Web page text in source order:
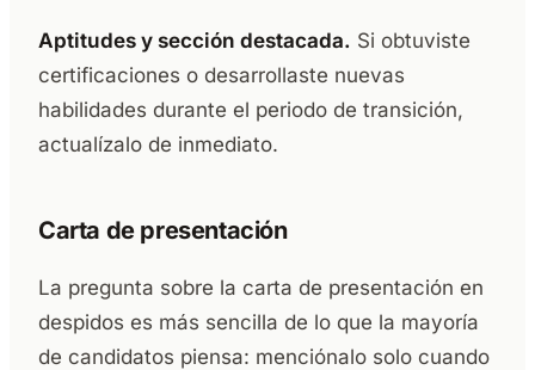
Aptitudes y sección destacada. Si obtuviste
certificaciones o desarrollaste nuevas
habilidades durante el periodo de transición,
actualízalo de inmediato.
Carta de presentación
La pregunta sobre la carta de presentación en
despidos es más sencilla de lo que la mayoría
de candidatos piensa: menciónalo solo cuando